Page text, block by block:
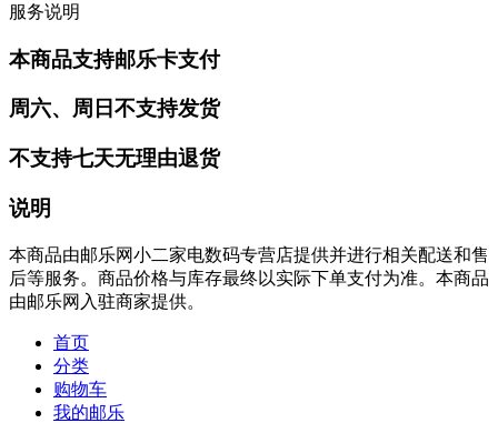
服务说明
本商品支持邮乐卡支付
周六、周日不支持发货
不支持七天无理由退货
说明
本商品由邮乐网小二家电数码专营店提供并进行相关配送和售
后等服务。商品价格与库存最终以实际下单支付为准。本商品
由邮乐网入驻商家提供。
首页
分类
购物车
我的邮乐